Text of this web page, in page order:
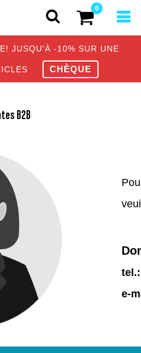
JUSQU'À -10% SUR UNE
CHÈQUE
0
B2B
tel.:
e-